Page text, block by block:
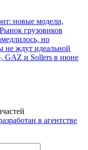
новые модели,
Рынок грузовиков
но
не ждут идеальной
GAZ и Sollers в июне
в агентстве